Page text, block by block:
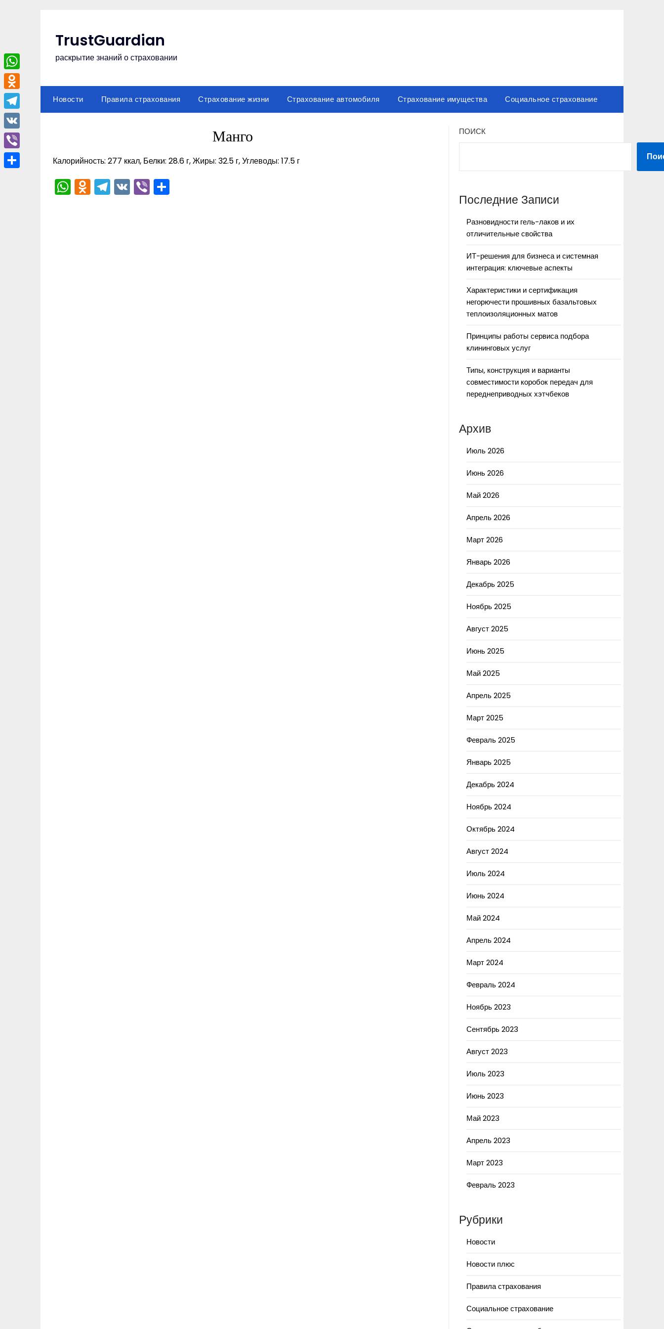
TrustGuardian
раскрытие знаний о страховании
Новости Правила страхования Страхование жизни Страхование автомобиля Страхование имущества Социальное страхование
Манго
Калорийность: 277 ккал, Белки: 28.6 г, Жиры: 32.5 г, Углеводы: 17.5 г
WhatsApp
Odnoklassniki
Telegram
VKViber
ПОИСК
Последние Записи
Разновидности гель-лаков и их
отличительные свойства
ИТ-решения для бизнеса и системная
интеграция: ключевые аспекты
Характеристики и сертификация
негорючести прошивных базальтовых
теплоизоляционных матов
Принципы работы сервиса подбора
клининговых услуг
Типы, конструкция и варианты
совместимости коробок передач для
переднеприводных хэтчбеков
Архив
Июль 2026
Июнь 2026
Май 2026
Апрель 2026
Март 2026
Январь 2026
Декабрь 2025
Ноябрь 2025
Август 2025
Июнь 2025
Май 2025
Апрель 2025
Март 2025
Февраль 2025
Январь 2025
Декабрь 2024
Ноябрь 2024
Октябрь 2024
Август 2024
Июль 2024
Июнь 2024
Май 2024
Апрель 2024
Март 2024
Февраль 2024
Ноябрь 2023
Сентябрь 2023
Август 2023
Июль 2023
Июнь 2023
Май 2023
Апрель 2023
Март 2023
Февраль 2023
Рубрики
Новости
Новости плюс
Правила страхования
Социальное страхование
WhatsApp
Odnoklassniki
Telegram
VK
Viber